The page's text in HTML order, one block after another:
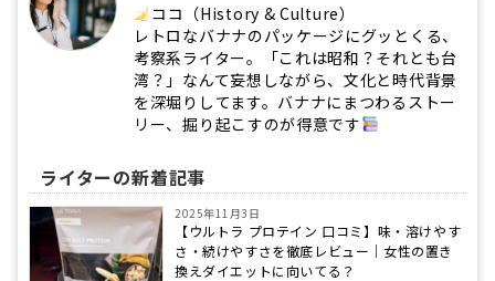
ココ（History & Culture）
レトロなバナナのパッケージにグッとくる、
考察系ライター。「これは昭和？それとも台
湾？」なんて妄想しながら、文化と時代背景
を深堀りしてます。バナナにまつわるストー
リー、掘り起こすのが得意です
ライターの新着記事
2025年11月3日
【ウルトラ プロテイン 口コミ】味・溶けやす
さ・続けやすさを徹底レビュー｜女性の置き
換えダイエットに向いてる？